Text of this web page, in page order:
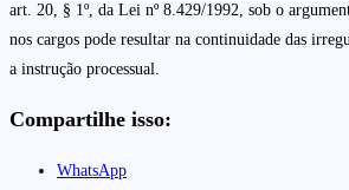
art. 20, § 1º, da Lei nº 8.429/1992, sob o
nos cargos pode resultar na continuidade das
a instrução processual.
Compartilhe isso:
WhatsApp